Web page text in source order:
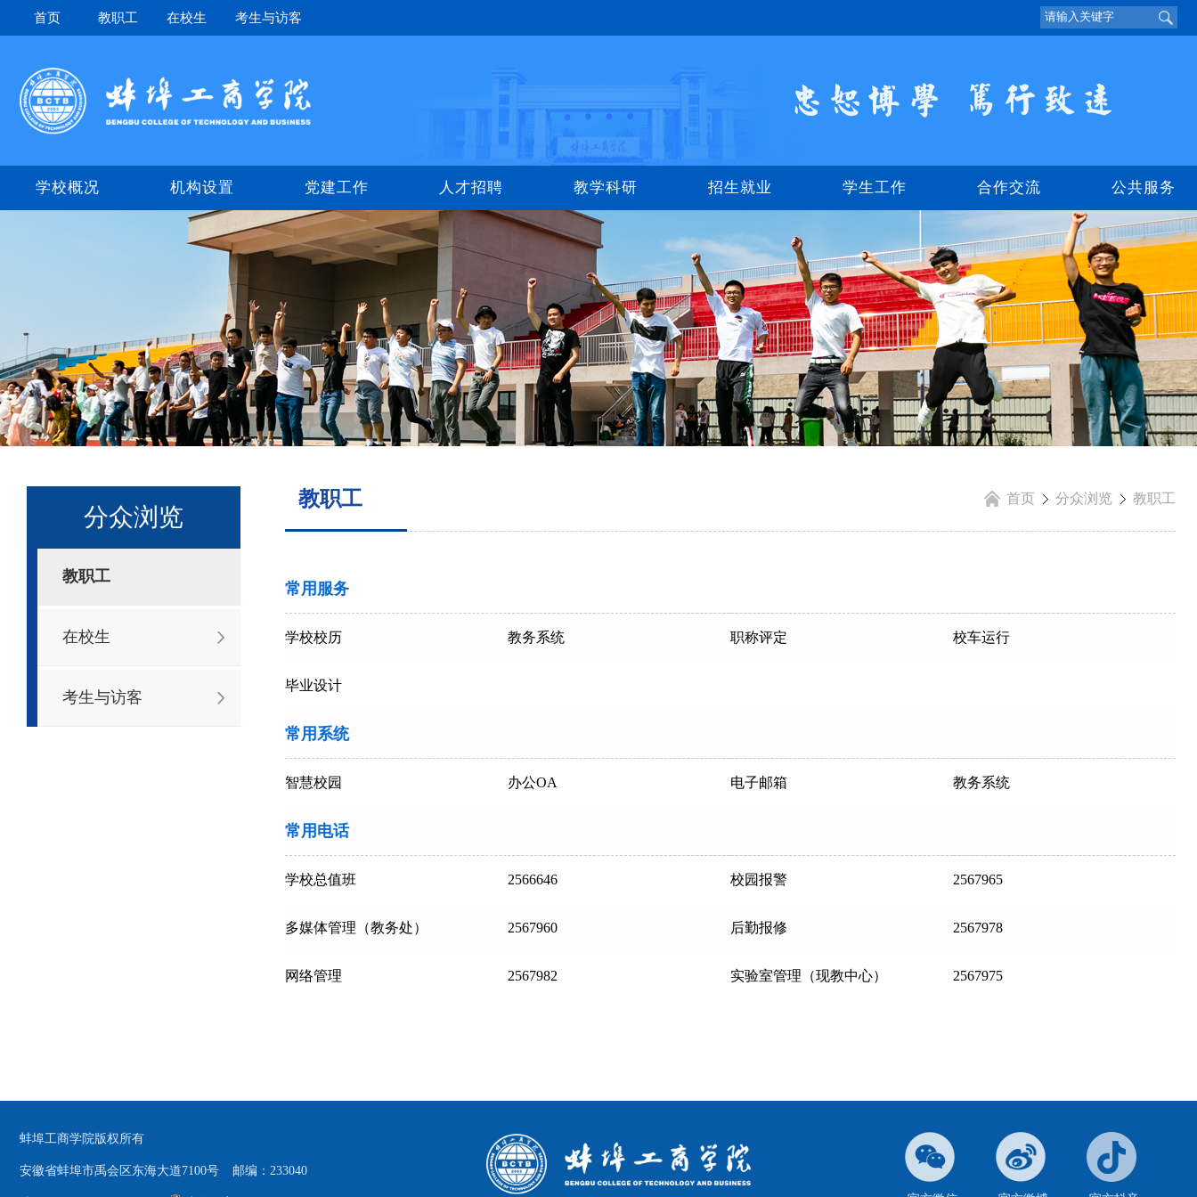
首页 教职工 在校生 考生与访客
学校概况 机构设置 党建工作 人才招聘 教学科研 招生就业 学生工作 合作交流 公共服务
分众浏览
教职工
在校生
考生与访客
教职工 首页 分众浏览 教职工
常用服务
学校校历 教务系统 职称评定 校车运行
毕业设计
常用系统
智慧校园 办公OA 电子邮箱 教务系统
常用电话
学校总值班 2566646 校园报警 2567965
多媒体管理（教务处） 2567960 后勤报修 2567978
网络管理 2567982 实验室管理（现教中心） 2567975
蚌埠工商学院版权所有
安徽省蚌埠市禹会区东海大道7100号 邮编：233040